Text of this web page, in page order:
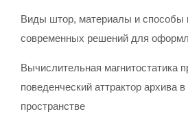
Виды штор, материалы и способы
современных решений для
Вычислительная магнитостатика
поведенческий аттрактор архива
пространстве